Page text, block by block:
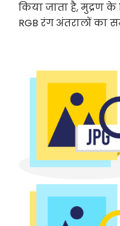
किया जाता है, मुद्रण
RGB रंग अंतरालों का